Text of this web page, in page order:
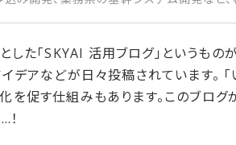
た「SKYAI 活用ブログ」というもの
イデアなどが日々投稿されています。
を促す仕組みもあります。このブロ